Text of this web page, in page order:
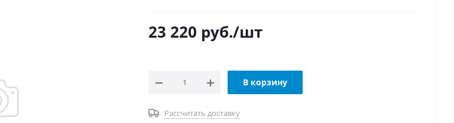
23 220 руб./шт
В корзину
Рассчитать доставку